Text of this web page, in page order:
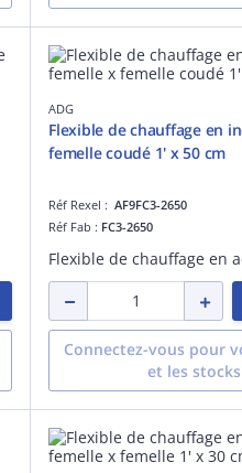
ADG
Flexible de chauffage en
femelle coudé 1' x 50 cm
Réf Rexel : AF9FC3-2650
Réf Fab : FC3-2650
Connectez-vous pour
et les stocks